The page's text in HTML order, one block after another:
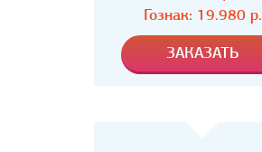
Гознак: 19.980р.